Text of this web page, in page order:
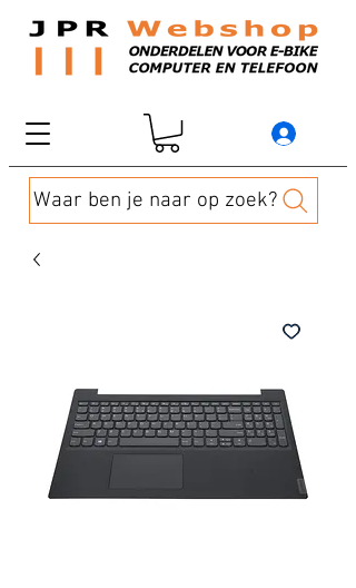
Waar ben je naar op zoek?